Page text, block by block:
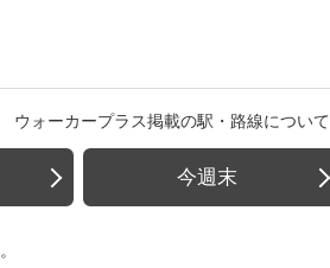
ウォーカープラス掲載の駅・路線について
今週末